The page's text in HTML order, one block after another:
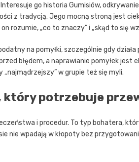
go historia Gumisiów,
z tradycją. Jego mocną stroną jest
rozumie, „co to znaczy” i „skąd to się
na pomyłki, szczególnie gdy działa
błędem, a naprawianie pomyłek jest
w grupie też się myli.
który potrzebuje
i procedur. To typ bohatera,
nie wpadają w kłopoty bez